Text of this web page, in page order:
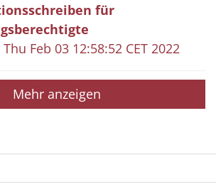
für
Thu Feb 03 12:58:52 CET 2022
Mehr anzeigen